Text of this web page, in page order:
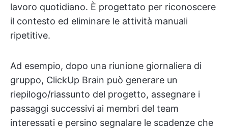
lavoro quotidiano. È progettato per riconoscere
il contesto ed eliminare le attività manuali
ripetitive.
Ad esempio, dopo una riunione giornaliera di
gruppo, ClickUp Brain può generare un
riepilogo/riassunto del progetto, assegnare i
passaggi successivi ai membri del team
interessati e persino segnalare le scadenze che